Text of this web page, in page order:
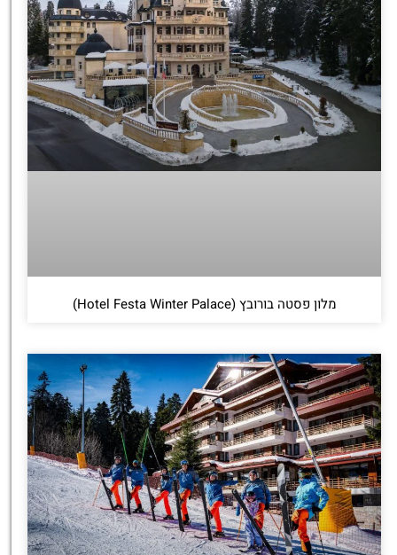
מלון פסטה בורובץ (Hotel Festa Winter Palace)